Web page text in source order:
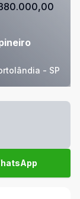
- SP